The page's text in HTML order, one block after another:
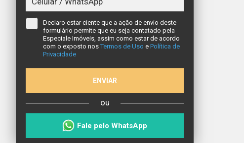
Declaro estar ciente que a ação de envio deste
formulário permite que eu seja contatado pela
Especiale Imóveis, assim como estar de acordo
com o exposto nos Termos de Uso e Política de
Privacidade
ENVIAR
ou
Fale pelo WhatsApp